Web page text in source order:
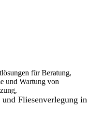
für Beratung,
und Wartung von
Fliesenverlegung in